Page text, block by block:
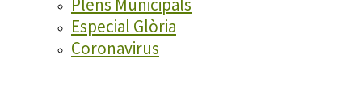
Plens Municipals
Especial Glòria
Coronavirus